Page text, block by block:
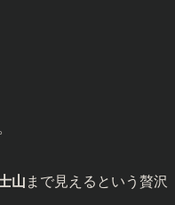
山 まで見えるという贅沢